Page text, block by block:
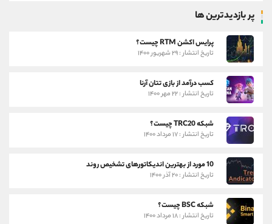
پر بازدیدترین ها
پرایس اکشن RTM چیست؟
تاریخ انتشار : ۲۹ شهریور ۱۴۰۰
کسب درآمد از بازی تتان آرنا
تاریخ انتشار : ۲۲ مهر ۱۴۰۰
شبکه TRC20 چیست؟
تاریخ انتشار : ۱۷ مرداد ۱۴۰۰
10 مورد از بهترین اندیکاتورهای تشخیص روند
تاریخ انتشار : ۲۰ آذر ۱۴۰۰
شبکه BSC چیست؟
تاریخ انتشار : ۱۸ مرداد ۱۴۰۰